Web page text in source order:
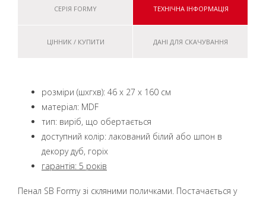
СЕРІЯ FORMY ТЕХНІЧНА ІНФОРМАЦІЯ
ЦІННИК / КУПИТИ ДАНІ ДЛЯ СКАЧУВАННЯ
розміри (шxгxв): 46 x 27 x 160 см
матеріал: MDF
тип: виріб, що обертається
доступний колір: лакований білий або шпон в
декору дуб, горіх
гарантія: 5 років
Пенал SB Formy зі скляними поличками. Постачається у